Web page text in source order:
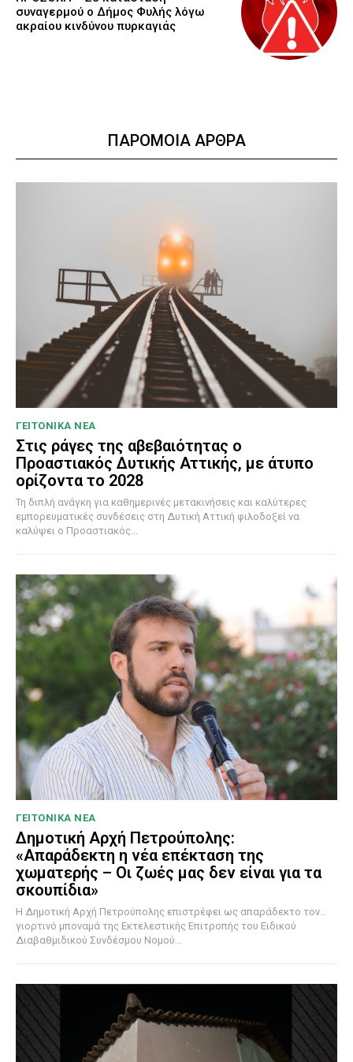
συναγερμού ο Δήμος Φυλής λόγω
ακραίου κινδύνου πυρκαγιάς
ΠΑΡΟΜΟΙΑ ΑΡΘΡΑ
ΓΕΙΤΟΝΙΚΑ ΝΕΑ
Στις ράγες της αβεβαιότητας ο
Προαστιακός Δυτικής Αττικής, με άτυπο
ορίζοντα το 2028
Τη διπλή ανάγκη για καθημερινές μετακινήσεις και καλύτερες
εμπορευματικές συνδέσεις στη Δυτική Αττική φιλοδοξεί να
καλύψει ο Προαστιακός...
ΓΕΙΤΟΝΙΚΑ ΝΕΑ
Δημοτική Αρχή Πετρούπολης:
«Απαράδεκτη η νέα επέκταση της
χωματερής – Οι ζωές μας δεν είναι για τα
σκουπίδια»
Η Δημοτική Αρχή Πετρούπολης επιστρέφει ως απαράδεκτο τον…
γιορτινό μποναμά της Εκτελεστικής Επιτροπής του Ειδικού
Διαβαθμιδικού Συνδέσμου Νομού...